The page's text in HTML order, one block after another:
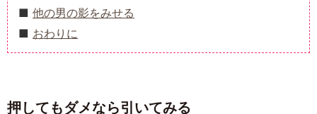
他の男の影をみせる
おわりに
押してもダメなら引いてみる